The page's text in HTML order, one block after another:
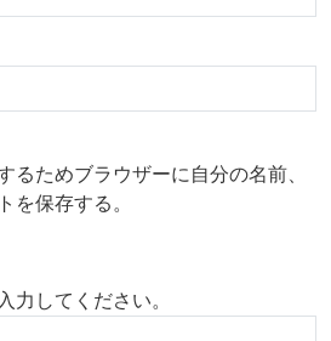
るためブラウザーに自分の名前、
を保存する。
力してください。